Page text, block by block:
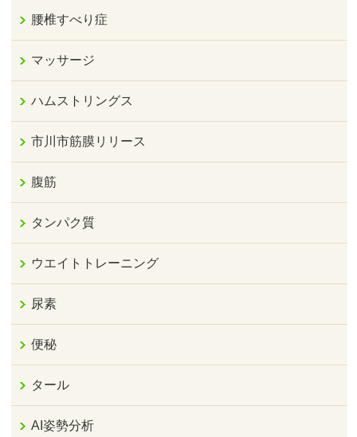
腰椎すべり症
マッサージ
ハムストリングス
市川市筋膜リリース
腹筋
タンパク質
ウエイトトレーニング
尿素
便秘
タール
AI姿勢分析